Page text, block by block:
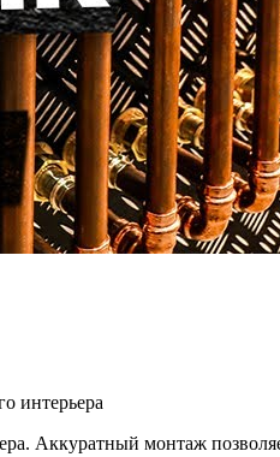
интерьера
Аккуратный монтаж